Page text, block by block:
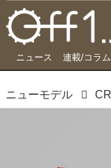
ニュース 連載/コラム
ニューモデル